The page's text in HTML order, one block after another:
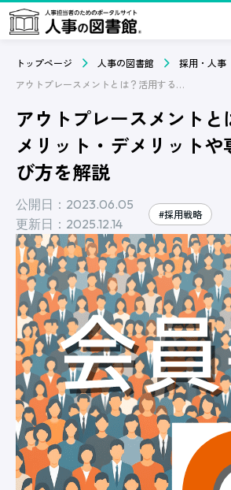
トップページ 人事の図書館
採用・人事
アウトプレースメントとは？活用するメリット・デメリットや専門会社の選び方を解説
アウトプレースメントと
メリット・デメリットや
び方を解説
公開日：2023.06.05
更新日：2025.12.14
#採用戦略